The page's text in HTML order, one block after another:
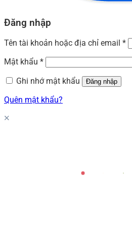
Đăng nhập
Tên tài khoản hoặc địa chỉ email *
Mật khẩu *
Ghi nhớ mật khẩu
Đăng nhập
Quên mật khẩu?